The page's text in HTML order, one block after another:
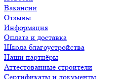
Вакансии
Отзывы
Информация
Оплата и доставка
Школа благоустройства
Наши партнёры
Аттестованные строители
Сертификаты и документы